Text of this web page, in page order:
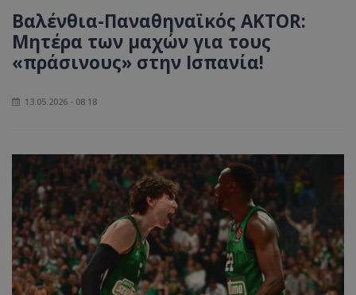
Βαλένθια-Παναθηναϊκός AKTOR:
Μητέρα των μαχών για τους
«πράσινους» στην Ισπανία!
13.05.2026 - 08:18